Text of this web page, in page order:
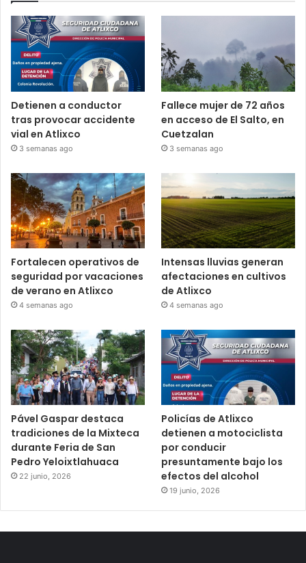
Detienen a conductor
tras provocar accidente
vial en Atlixco
3 semanas ago
Fallece mujer de 72 años
en acceso de El Salto, en
Cuetzalan
3 semanas ago
Fortalecen operativos de
seguridad por vacaciones
de verano en Atlixco
4 semanas ago
Intensas lluvias generan
afectaciones en cultivos
de Atlixco
4 semanas ago
Pável Gaspar destaca
tradiciones de la Mixteca
durante Feria de San
Pedro Yeloixtlahuaca
22 junio, 2026
Policías de Atlixco
detienen a motociclista
por conducir
presuntamente bajo los
efectos del alcohol
19 junio, 2026